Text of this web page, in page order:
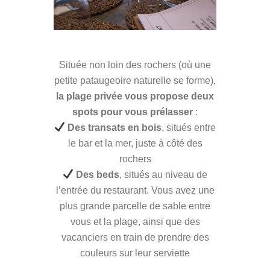
Située non loin des rochers (où une
petite pataugeoire naturelle se forme),
la plage privée vous propose deux
spots pour vous prélasser :
Des transats en bois, situés entre
le bar et la mer, juste à côté des
rochers
Des beds, situés au niveau de
l’entrée du restaurant. Vous avez une
plus grande parcelle de sable entre
vous et la plage, ainsi que des
vacanciers en train de prendre des
couleurs sur leur serviette